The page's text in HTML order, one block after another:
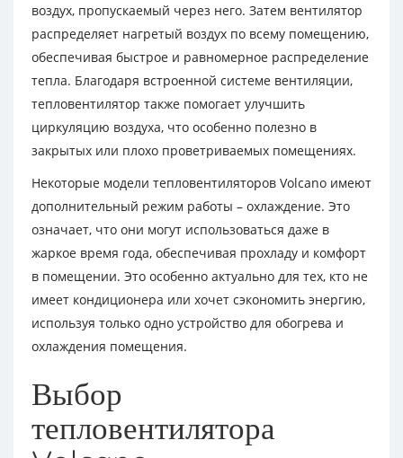
воздух, пропускаемый через него. Затем вентилятор
распределяет нагретый воздух по всему помещению,
обеспечивая быстрое и равномерное распределение
тепла. Благодаря встроенной системе вентиляции,
тепловентилятор также помогает улучшить
циркуляцию воздуха, что особенно полезно в
закрытых или плохо проветриваемых помещениях.
Некоторые модели тепловентиляторов Volcano имеют
дополнительный режим работы – охлаждение. Это
означает, что они могут использоваться даже в
жаркое время года, обеспечивая прохладу и комфорт
в помещении. Это особенно актуально для тех, кто не
имеет кондиционера или хочет сэкономить энергию,
используя только одно устройство для обогрева и
охлаждения помещения.
Выбор
тепловентилятора